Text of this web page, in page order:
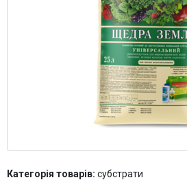
Категорія товарів: субстрати